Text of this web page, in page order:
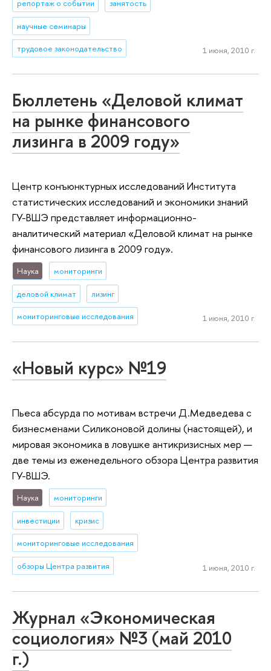
репортаж о событии занятость
научные семинары
трудовое законодательство 1 июня, 2010 г.
Бюллетень «Деловой климат
на рынке финансового
лизинга в 2009 году»
Центр конъюнктурных исследований Института
статистических исследований и экономики знаний
ГУ-ВШЭ представляет информационно-
аналитический материал «Деловой климат на рынке
финансового лизинга в 2009 году».
Наука мониторинги
деловой климат лизинг
мониторинговые исследования 1 июня, 2010 г.
«Новый курс» №19
Пьеса абсурда по мотивам встречи Д.Медведева с
бизнесменами Силиконовой долины (настоящей), и
мировая экономика в ловушке антикризисных мер —
две темы из еженедельного обзора Центра развития
ГУ-ВШЭ.
Наука мониторинги
инвестиции кризис
мониторинговые исследования
обзоры Центра развития 1 июня, 2010 г.
Журнал «Экономическая
социология» №3 (май 2010
г.)